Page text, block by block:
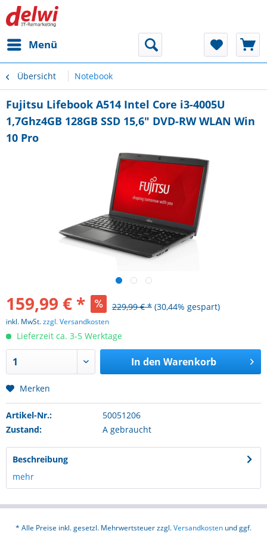
Menü
Übersicht Notebook
Fujitsu Lifebook A514 Intel Core i3-4005U
1,7Ghz4GB 128GB SSD 15,6" DVD-RW WLAN Win
10 Pro
159,99 € * 229,99 € * (30,44% gespart)
inkl. MwSt.zzgl. Versandkosten
Lieferzeit ca. 3-5 Werktage
In den Warenkorb
Merken
Artikel-Nr.:
50051206
Zustand:
A gebraucht
Beschreibung
mehr
* Alle Preise inkl. gesetzl. Mehrwertsteuer zzgl.Versandkosten und ggf.